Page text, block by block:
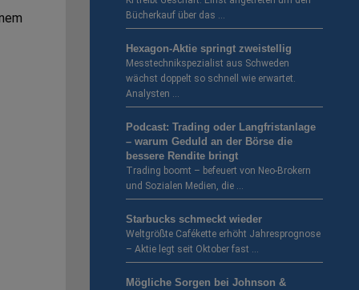
Bücherkauf über das …
Hexagon-Aktie springt zweistellig
Messtechnikspezialist aus Schweden
wächst doppelt so schnell wie erwartet.
Analysten …
Podcast: Trading oder Langfristanlage
– warum Geduld an der Börse die
bessere Rendite bringt
Trading boomt – befeuert von Neo-Brokern
und Sozialen Medien, die …
Starbucks schmeckt wieder
Weltgrößte Cafékette erhöht Jahresprognose
– Aktie legt seit Oktober fast …
Mögliche Sorgen bei Johnson &